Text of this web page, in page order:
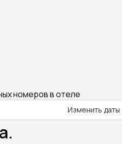
номеров в отеле
Изменить даты